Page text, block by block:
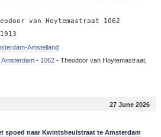
van Hoytemastraat 1062
Amstelland
Amsterdam- 1062- Theodoor van Hoytemastraat,
27 June 2026
spoed naar Kwintsheulstraat te Amsterdam